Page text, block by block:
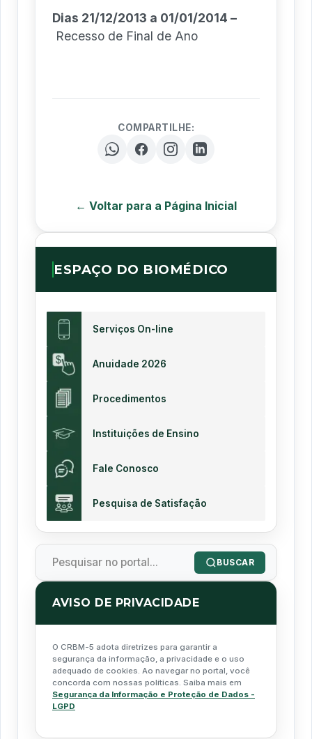
Dias 21/12/2013 a 01/01/2014 –
Recesso de Final de Ano
COMPARTILHE:
← Voltar para a Página Inicial
ESPAÇO DO BIOMÉDICO
Serviços On-line
Anuidade 2026
Procedimentos
Instituições de Ensino
Fale Conosco
Pesquisa de Satisfação
BUSCAR
AVISO DE PRIVACIDADE
O CRBM-5 adota diretrizes para garantir a
segurança da informação, a privacidade e o uso
adequado de cookies. Ao navegar no portal, você
concorda com nossas políticas. Saiba mais em
Segurança da Informação e Proteção de Dados -
LGPD